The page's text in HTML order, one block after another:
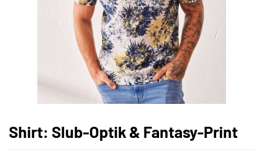
Shirt: Slub-Optik & Fantasy-Print